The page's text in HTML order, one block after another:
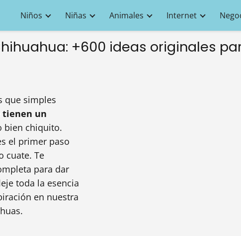
Niños Niñas Animales Internet
+600 ideas originales
que simples
tienen un
bien chiquito.
el primer paso
cuate. Te
para dar
toda la esencia
en nuestra